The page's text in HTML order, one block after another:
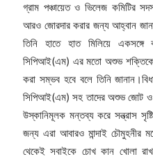
গ্রাম পঞ্চায়েত ও ভিলেজ কমিটির
আরও জোরদার করার জন্য আহ্বান
তিনি হাতে হাত মিলিয়ে
সিপিআই(এম) এর মতো অশুভ শক্তিকে
করা সম্ভব হবে বলে তিনি
সিপিআই(এম) সহ তাদের অশুভ জোট ও
উস্কানিমূলক মন্তব্য করে সন্ত্রাস
জন্য এরা আবারও মান্দাই চৌমুহনীর
থেকেই সবাইকে চোখ কান খোলা